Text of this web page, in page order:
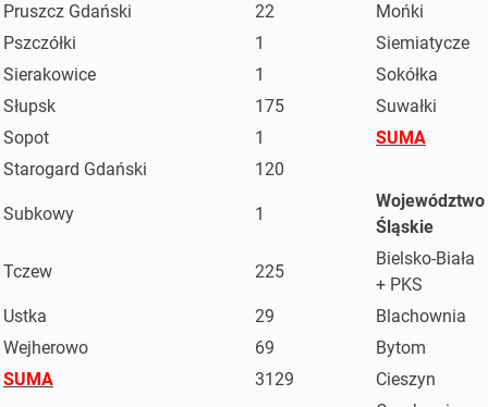
Pruszcz Gdański
22
Mońki
Pszczółki
1
Siemiatycze
Sierakowice
1
Sokółka
Słupsk
175
Suwałki
Sopot
1
SUMA
Starogard Gdański
120
Subkowy 1
Województwo
Śląskie
Tczew 225
Bielsko-Biała
+ PKS
Ustka
29
Blachownia
Wejherowo
69
Bytom
SUMA
3129
Cieszyn